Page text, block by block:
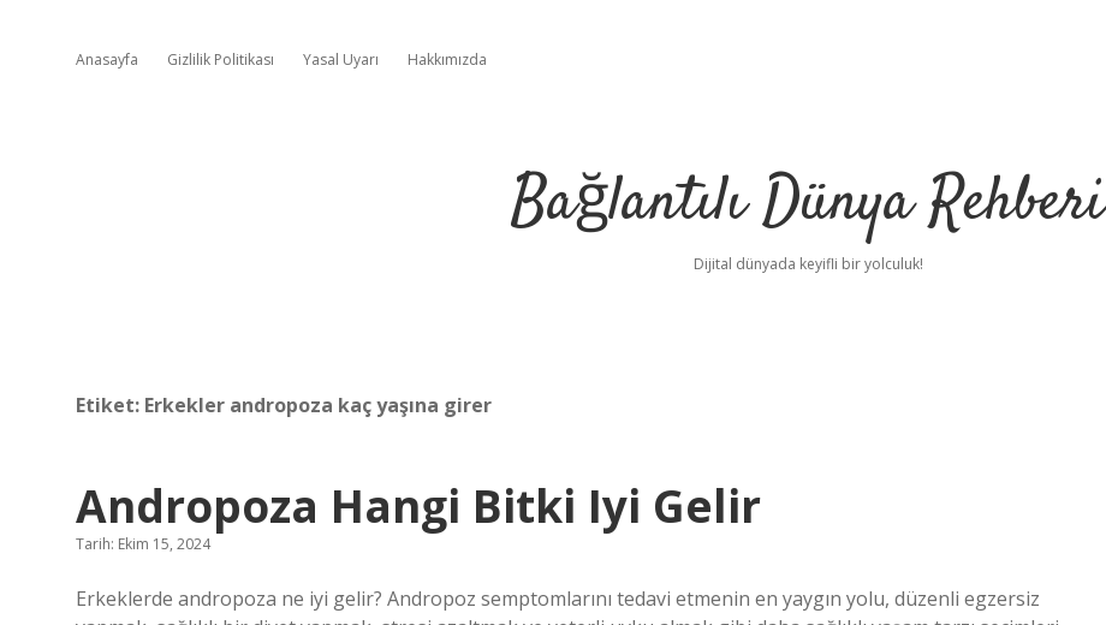
Anasayfa Gizlilik Politikası Yasal Uyarı Hakkımızda
Bağlantılı Dünya Rehberi
Dijital dünyada keyifli bir yolculuk!
Etiket: Erkekler andropoza kaç yaşına girer
Andropoza Hangi Bitki Iyi Gelir
Tarih: Ekim 15, 2024
Erkeklerde andropoza ne iyi gelir? Andropoz semptomlarını tedavi etmenin en yaygın yolu, düzenli egzersiz